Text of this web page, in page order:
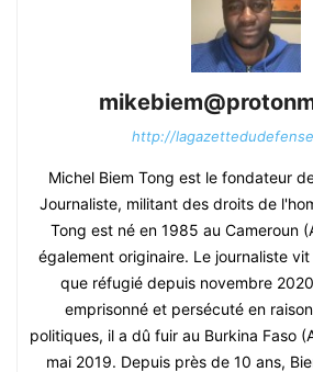
http://
Michel Biem Tong est le fondateur
Journaliste, militant des droits de
Tong est né en 1985 au Cameroun
également originaire. Le journaliste
que réfugié depuis novembre
emprisonné et persécuté en
politiques, il a dû fuir au Burkina Faso
mai 2019. Depuis près de 10 ans,